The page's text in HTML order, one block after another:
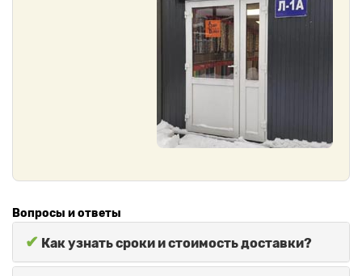
Вопросы и ответы
✔ Как узнать сроки и стоимость доставки?